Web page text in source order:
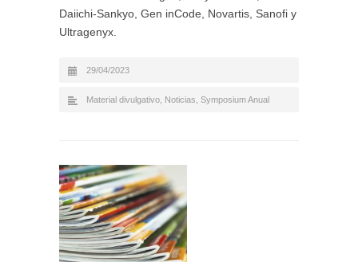
Daiichi-Sankyo, Gen inCode, Novartis, Sanofi y
Ultragenyx.
29/04/2023
Material divulgativo, Noticias, Symposium Anual